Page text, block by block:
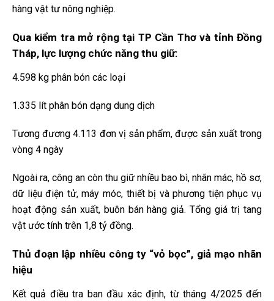
hàng vật tư nông nghiệp.
Qua kiểm tra mở rộng tại TP Cần Thơ và tỉnh Đồng
Tháp, lực lượng chức năng thu giữ:
4.598 kg phân bón các loại
1.335 lít phân bón dạng dung dịch
Tương đương 4.113 đơn vị sản phẩm, được sản xuất trong
vòng 4 ngày
Ngoài ra, công an còn thu giữ nhiều bao bì, nhãn mác, hồ sơ,
dữ liệu điện tử, máy móc, thiết bị và phương tiện phục vụ
hoạt động sản xuất, buôn bán hàng giả. Tổng giá trị tang
vật ước tính trên 1,8 tỷ đồng.
Thủ đoạn lập nhiều công ty “vỏ bọc”, giả mạo nhãn
hiệu
Kết quả điều tra ban đầu xác định, từ tháng 4/2025 đến